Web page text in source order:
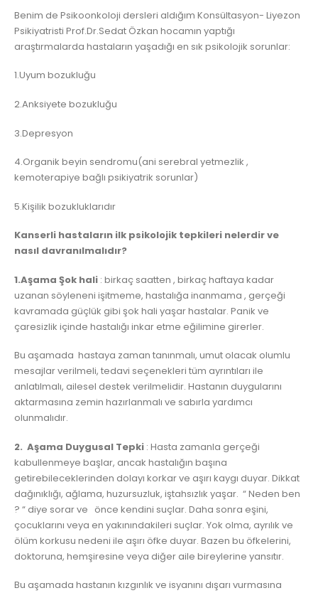
Benim de Psikoonkoloji dersleri aldığım Konsültasyon- Liyezon
Psikiyatristi Prof.Dr.Sedat Özkan hocamın yaptığı
araştırmalarda hastaların yaşadığı en sık psikolojik sorunlar:
1.Uyum bozukluğu
2.Anksiyete bozukluğu
3.Depresyon
4.Organik beyin sendromu(ani serebral yetmezlik ,
kemoterapiye bağlı psikiyatrik sorunlar)
5.Kişilik bozukluklarıdır
Kanserli hastaların ilk psikolojik tepkileri nelerdir ve
nasıl davranılmalıdır?
1.Aşama Şok hali : birkaç saatten , birkaç haftaya kadar
uzanan söyleneni işitmeme, hastalığa inanmama , gerçeği
kavramada güçlük gibi şok hali yaşar hastalar. Panik ve
çaresizlik içinde hastalığı inkar etme eğilimine girerler.
Bu aşamada hastaya zaman tanınmalı, umut olacak olumlu
mesajlar verilmeli, tedavi seçenekleri tüm ayrıntıları ile
anlatılmalı, ailesel destek verilmelidir. Hastanın duygularını
aktarmasına zemin hazırlanmalı ve sabırla yardımcı
olunmalıdır.
2. Aşama Duygusal Tepki : Hasta zamanla gerçeği
kabullenmeye başlar, ancak hastalığın başına
getirebileceklerinden dolayı korkar ve aşırı kaygı duyar. Dikkat
dağınıklığı, ağlama, huzursuzluk, iştahsızlık yaşar. “ Neden ben
? “ diye sorar ve önce kendini suçlar. Daha sonra eşini,
çocuklarını veya en yakınındakileri suçlar. Yok olma, ayrılık ve
ölüm korkusu nedeni ile aşırı öfke duyar. Bazen bu öfkelerini,
doktoruna, hemşiresine veya diğer aile bireylerine yansıtır.
Bu aşamada hastanın kızgınlık ve isyanını dışarı vurmasına